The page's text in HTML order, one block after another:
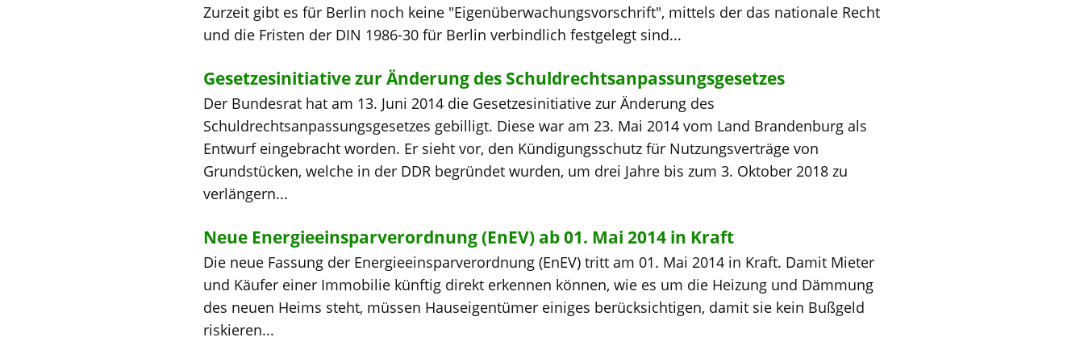
Zurzeit gibt es für Berlin noch keine "Eigenüberwachungsvorschrift", mittels der das nationale Recht
und die Fristen der DIN 1986-30 für Berlin verbindlich festgelegt sind...
Gesetzesinitiative zur Änderung des Schuldrechtsanpassungsgesetzes
Der Bundesrat hat am 13. Juni 2014 die Gesetzesinitiative zur Änderung des
Schuldrechtsanpassungsgesetzes gebilligt. Diese war am 23. Mai 2014 vom Land Brandenburg als
Entwurf eingebracht worden. Er sieht vor, den Kündigungsschutz für Nutzungsverträge von
Grundstücken, welche in der DDR begründet wurden, um drei Jahre bis zum 3. Oktober 2018 zu
verlängern...
Neue Energieeinsparverordnung (EnEV) ab 01. Mai 2014 in Kraft
Die neue Fassung der Energieeinsparverordnung (EnEV) tritt am 01. Mai 2014 in Kraft. Damit Mieter
und Käufer einer Immobilie künftig direkt erkennen können, wie es um die Heizung und Dämmung
des neuen Heims steht, müssen Hauseigentümer einiges berücksichtigen, damit sie kein Bußgeld
riskieren...